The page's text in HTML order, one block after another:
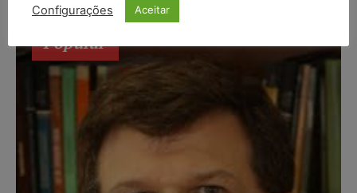
Popular
Configurações Aceitar